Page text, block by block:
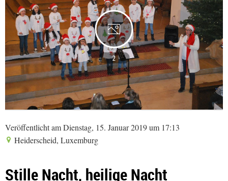
2
Veröffentlicht am Dienstag, 15. Januar 2019 um 17:13
Heiderscheid, Luxemburg
Stille Nacht, heilige Nacht